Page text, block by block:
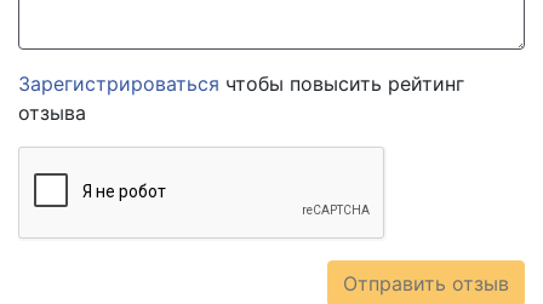
Зарегистрироваться чтобы повысить рейтинг
отзыва
Отправить отзыв